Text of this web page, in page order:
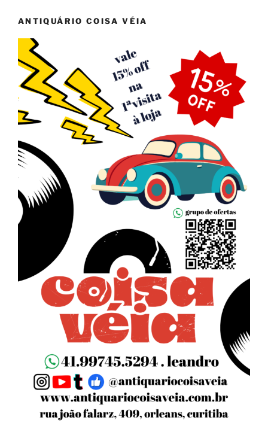
ANTIQUÁRIO COISA VÉIA